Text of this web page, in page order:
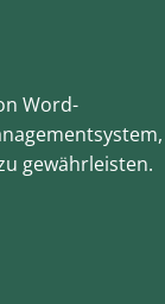
Word-
gewährleisten.